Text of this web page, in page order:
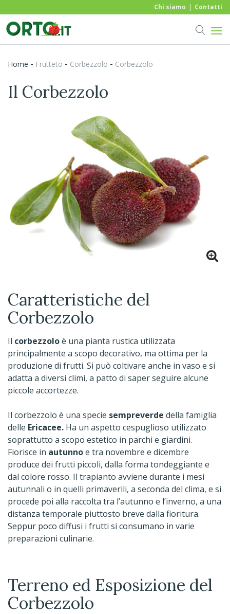
Chi siamo Contatti
Home - frutteto - Corbezzolo - Corbezzolo
Il Corbezzolo
Caratteristiche del
Corbezzolo
Il corbezzoloè una pianta rustica utilizzata
principalmente a scopo decorativo, ma ottima per la
produzione di frutti. Si può coltivare anche in vaso e si
adatta a diversi climi, a patto di saper seguire alcune
piccole accortezze.
Il corbezzolo è una specie sempreverde della famiglia
delle Ericacee. Ha un aspetto cespuglioso utilizzato
soprattutto a scopo estetico in parchi e giardini.
Fiorisce in autunnoe tra novembre e dicembre
produce dei frutti piccoli, dalla forma tondeggiante e
dal colore rosso. Il trapianto avviene durante i mesi
autunnali o in quelli primaverili, a seconda del clima, e si
procede poi alla raccolta tra l’autunno e l’inverno, a una
distanza temporale piuttosto breve dalla fioritura.
Seppur poco diffusi i frutti si consumano in varie
preparazioni culinarie.
Terreno ed Esposizione del
Corbezzolo